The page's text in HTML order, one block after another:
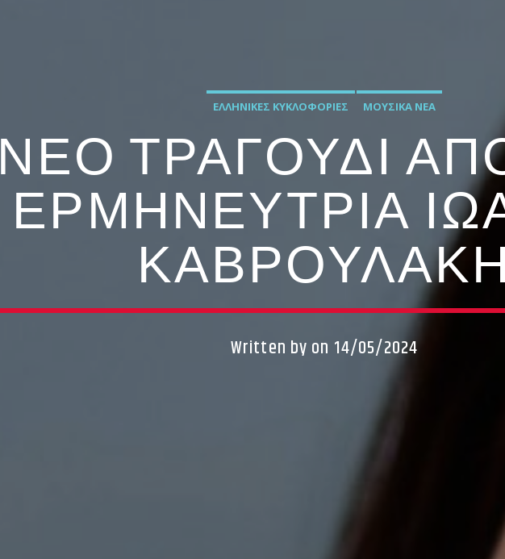
ΕΛΛΗΝΙΚΈΣ ΚΥΚΛΟΦΟΡΊΕΣ ΜΟΥΣΙΚΆ ΝΈΑ
ΝΈΟ ΤΡΑΓΟΎΔΙ
ΕΡΜΗΝΕΎΤΡΙΑ
Written by on 14/05/2024